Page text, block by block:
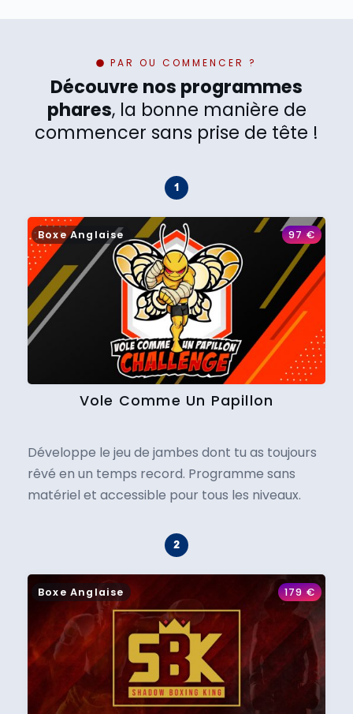
PAR OU COMMENCER ?
Découvre nos programmes
phares, la bonne manière de
commencer sans prise de tête !
Boxe Anglaise 97€
Vole Comme Un Papillon
Développe le jeu de jambes dont tu as toujours
rêvé en un temps record. Programme sans
matériel et accessible pour tous les niveaux.
Boxe Anglaise 179€